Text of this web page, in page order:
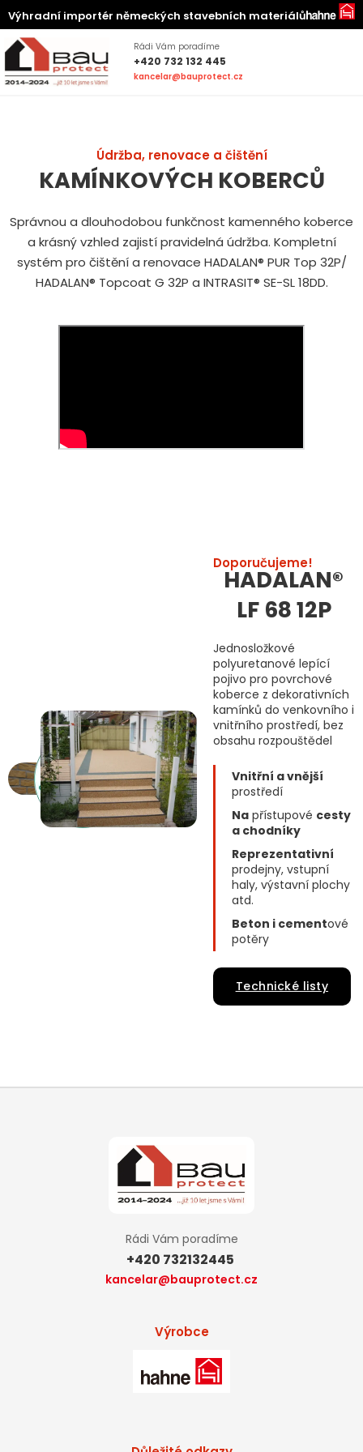
Výhradní importér německých stavebních materiálů
Rádi Vám poradíme
+420 732 132 445
kancelar@bauprotect.cz
Údržba, renovace a čištění
KAMÍNKOVÝCH KOBERCŮ
Správnou a dlouhodobou funkčnost kamenného koberce
a krásný vzhled zajistí pravidelná údržba. Kompletní
systém pro čištění a renovace HADALAN® PUR Top 32P/
HADALAN® Topcoat G 32P a INTRASIT® SE-SL 18DD.
Doporučujeme!
HADALAN®
LF 68 12P
Jednosložkové
polyuretanové lepící
pojivo pro povrchové
koberce z dekorativních
kamínků do venkovního i
vnitřního prostředí, bez
obsahu rozpouštědel
Vnitřní a vnější
prostředí
Napřístupové cesty
a chodníky
Reprezentativní
prodejny, vstupní
haly, výstavní plochy
atd.
Beton i cementové
potěry
Technické listy
Rádi Vám poradíme
+420 732132445
kancelar@bauprotect.cz
Výrobce